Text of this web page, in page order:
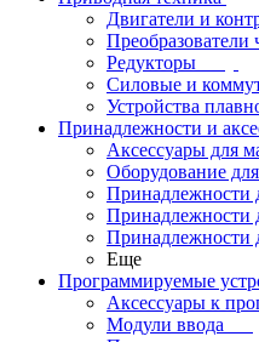
Двигатели и
Преобразователи
Редукторы
Силовые и
Устройства
Принадлежности и
Аксессуары для
Оборудование
Принадлежности
Принадлежности
Принадлежности
Еще
Программируемые
Аксессуары к
Модули ввода